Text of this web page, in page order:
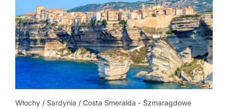
Włochy / Sardynia / Costa Smeralda - Szmaragdowe